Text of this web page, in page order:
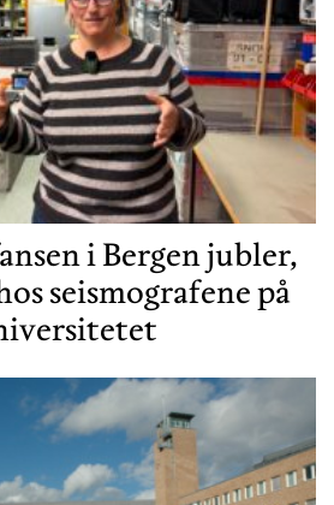
i Bergen jubler,
seismografene på